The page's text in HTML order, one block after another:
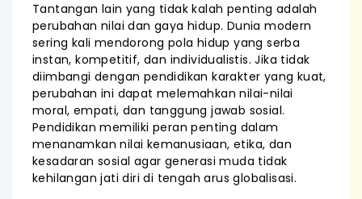
Tantangan lain yang tidak kalah penting adalah
perubahan nilai dan gaya hidup. Dunia modern
sering kali mendorong pola hidup yang serba
instan, kompetitif, dan individualistis. Jika tidak
diimbangi dengan pendidikan karakter yang kuat,
perubahan ini dapat melemahkan nilai-nilai
moral, empati, dan tanggung jawab sosial.
Pendidikan memiliki peran penting dalam
menanamkan nilai kemanusiaan, etika, dan
kesadaran sosial agar generasi muda tidak
kehilangan jati diri di tengah arus globalisasi.